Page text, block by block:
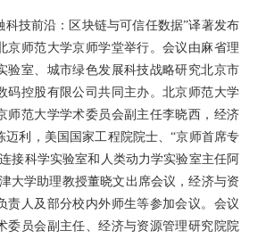
科技前沿：区块链与可信任数据”译著发布
京师范大学京师学堂举行。会议由麻省理
验室、城市绿色发展科技战略研究北京市
码控股有限公司共同主办。北京师范大学
师范大学学术委员会副主任李晓西，经济
迈利，美国国家工程院院士、“京师首席专
接科学实验室和人类动力学实验室主任阿
大学助理教授董晓文出席会议，经济与资
责人及部分校内外师生等参加会议。会议
委员会副主任、经济与资源管理研究院院